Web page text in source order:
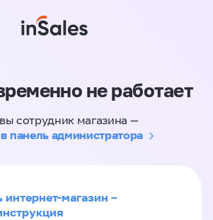
не работает
сотрудник магазина —
панель администратора
интернет-магазин –